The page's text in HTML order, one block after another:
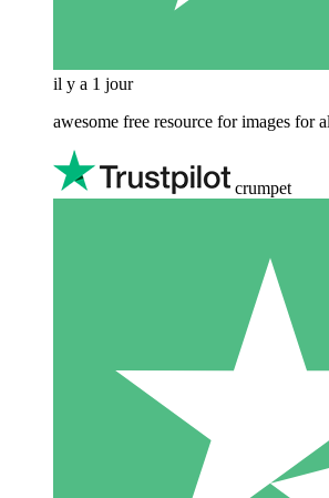
il y a 1 jour
awesome free resource for images for
crumpet